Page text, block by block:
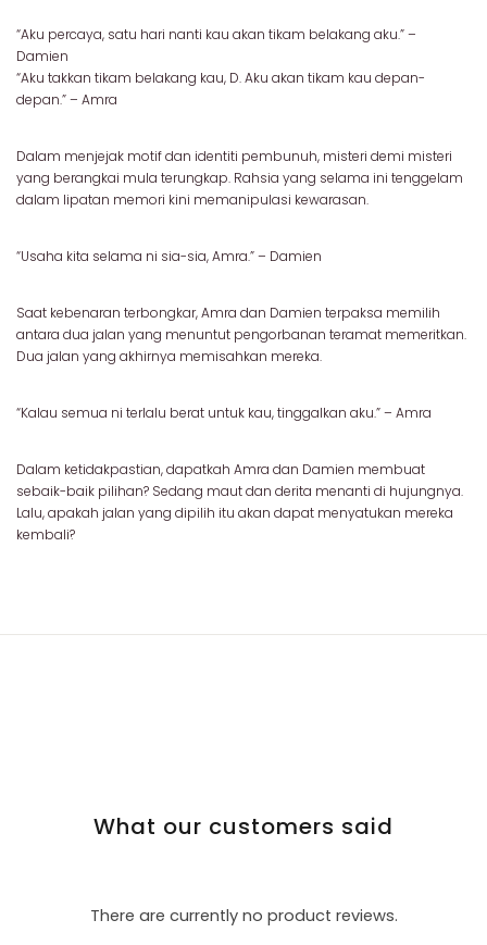
“Aku percaya, satu hari nanti kau akan tikam belakang aku.” –
Damien
“Aku takkan tikam belakang kau, D. Aku akan tikam kau depan-
depan.” – Amra
Dalam menjejak motif dan identiti pembunuh, misteri demi misteri
yang berangkai mula terungkap. Rahsia yang selama ini tenggelam
dalam lipatan memori kini memanipulasi kewarasan.
“Usaha kita selama ni sia-sia, Amra.” – Damien
Saat kebenaran terbongkar, Amra dan Damien terpaksa memilih
antara dua jalan yang menuntut pengorbanan teramat memeritkan.
Dua jalan yang akhirnya memisahkan mereka.
“Kalau semua ni terlalu berat untuk kau, tinggalkan aku.” – Amra
Dalam ketidakpastian, dapatkah Amra dan Damien membuat
sebaik-baik pilihan? Sedang maut dan derita menanti di hujungnya.
Lalu, apakah jalan yang dipilih itu akan dapat menyatukan mereka
kembali?
What our customers said
There are currently no product reviews.